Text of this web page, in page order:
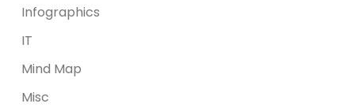
Infographics
IT
Mind Map
Misc